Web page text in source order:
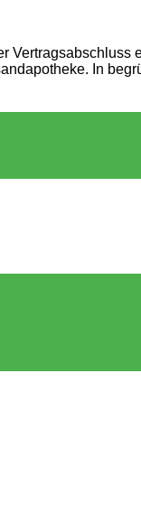
Vertragsabschluss
In